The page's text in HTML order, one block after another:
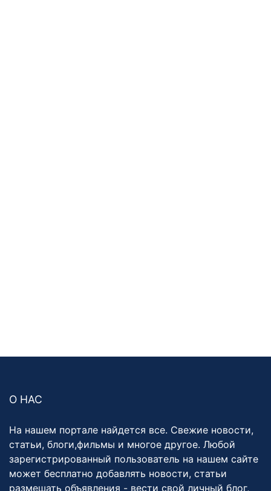
О НАС
На нашем портале найдется все. Свежие новости,
статьи, блоги,фильмы и многое другое. Любой
зарегистрированный пользователь на нашем сайте
может бесплатно добавлять новости, статьи
размешать объявления - вести свой личный блог,